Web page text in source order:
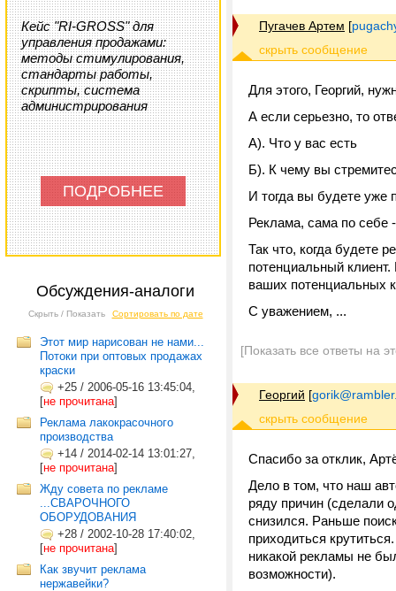
Кейс "RI-GROSS" для
управления продажами:
методы стимулирования,
стандарты работы,
скрипты, система
администрирования
ПОДРОБНЕЕ
Обсуждения-аналоги
Скрыть / Показать Сортировать по дате
Этот мир нарисован не нами...
Потоки при оптовых продажах
краски
+25 / 2006-05-16 13:45:04,
[не прочитана]
Реклама лакокрасочного
производства
+14 / 2014-02-14 13:01:27,
[не прочитана]
Жду совета по рекламе
...СВАРОЧНОГО
ОБОРУДОВАНИЯ
+28 / 2002-10-28 17:40:02,
[не прочитана]
Как звучит реклама
нержавейки?
Пугачев Артем [
Для этого, Георгий,
А если серьезно, то
А). Что у вас есть
Б). К чему вы
И тогда вы будете уже
Реклама, сама по себе
Так что, когда будете
потенциальный
ваших потенциальных
С уважением, ...
[Показать все ответы на
Георгий [
Спасибо за отклик,
Дело в том, что наш
ряду причин (сделали
снизился. Раньше
приходиться
никакой рекламы не
возможности).